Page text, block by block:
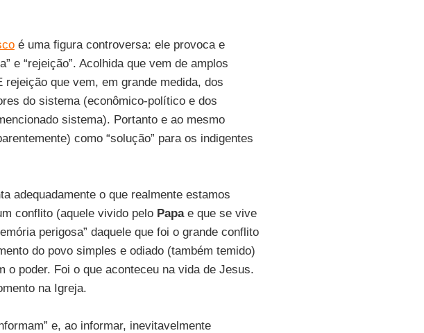
é uma figura controversa: ele provoca e
e “rejeição”. Acolhida que vem de amplos
rejeição que vem, em grande medida, dos
do sistema (econômico-político e dos
sistema). Portanto e ao mesmo
como “solução” para os indigentes
adequadamente o que realmente estamos
conflito (aquele vivido pelo Papae que se vive
perigosa” daquele que foi o grande conflito
do povo simples e odiado (também temido)
o poder. Foi o que aconteceu na vida de Jesus.
na Igreja.
e, ao informar, inevitavelmente